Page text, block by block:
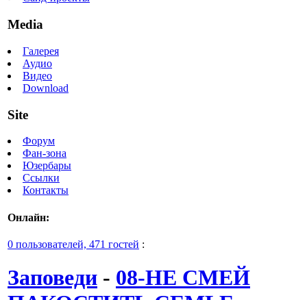
Media
Галерея
Аудио
Видео
Download
Site
Форум
Фан-зона
Юзербары
Ссылки
Контакты
Онлайн:
0 пользователей, 471 гостей :
Заповеди - 08-НЕ СМЕЙ